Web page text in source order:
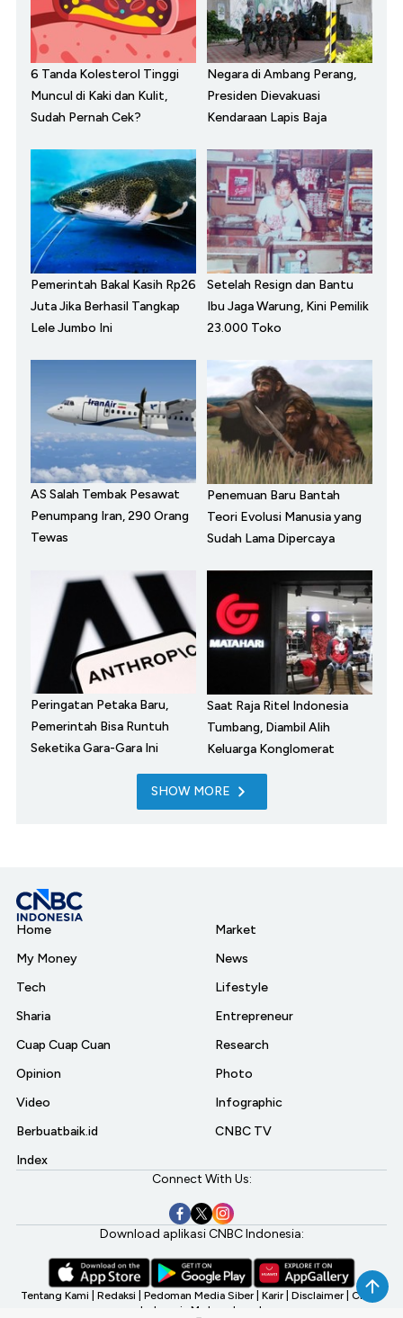
6 Tanda Kolesterol Tinggi
Muncul di Kaki dan Kulit,
Sudah Pernah Cek?
Negara di Ambang Perang,
Presiden Dievakuasi
Kendaraan Lapis Baja
Pemerintah Bakal Kasih Rp26
Juta Jika Berhasil Tangkap
Lele Jumbo Ini
Setelah Resign dan Bantu
Ibu Jaga Warung, Kini Pemilik
23.000 Toko
AS Salah Tembak Pesawat
Penumpang Iran, 290 Orang
Tewas
Penemuan Baru Bantah
Teori Evolusi Manusia yang
Sudah Lama Dipercaya
Peringatan Petaka Baru,
Pemerintah Bisa Runtuh
Seketika Gara-Gara Ini
Saat Raja Ritel Indonesia
Tumbang, Diambil Alih
Keluarga Konglomerat
SHOW MORE
Home
My Money
Tech
Sharia
Cuap Cuap Cuan
Opinion
Video
Berbuatbaik.id
Index
Market
News
Lifestyle
Entrepreneur
Research
Photo
Infographic
CNBC TV
Connect With Us:
Download aplikasi CNBC Indonesia:
Tentang Kami Redaksi Pedoman Media Siber Karir Disclaimer CNBC
Indonesia My Investment